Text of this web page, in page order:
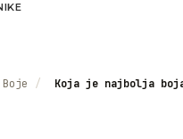
Boje / Koja je najbolja